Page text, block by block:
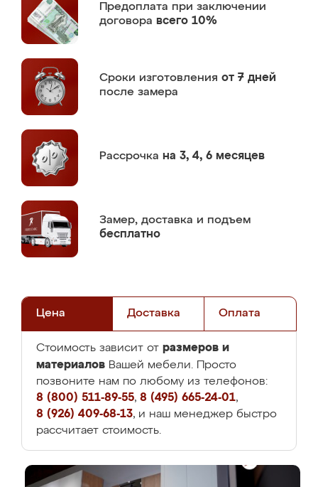
Предоплата при заключении
договора всего 10%
Сроки изготовления от 7 дней
после замера
Рассрочка на 3, 4, 6 месяцев
Замер, доставка и подъем
бесплатно
Цена Доставка Оплата
Стоимость зависит от размеров и
материалов Вашей мебели. Просто
позвоните нам по любому из телефонов:
8 (800) 511-89-55, 8 (495) 665-24-01,
8 (926) 409-68-13, и наш менеджер быстро
рассчитает стоимость.